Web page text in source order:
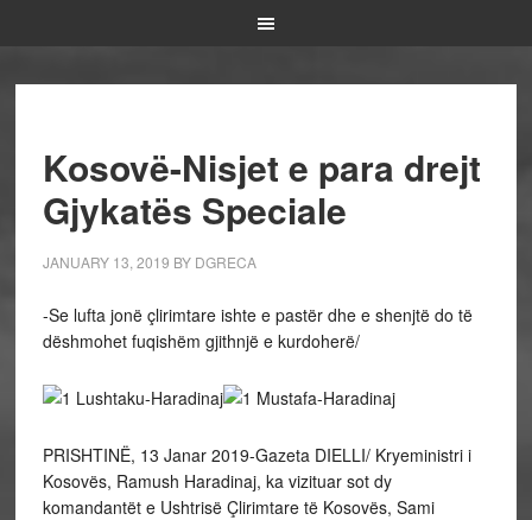
Kosovë-Nisjet e para drejt
Gjykatës Speciale
JANUARY 13, 2019 BY DGRECA
-Se lufta jonë çlirimtare ishte e pastër dhe e shenjtë do të
dëshmohet fuqishëm gjithnjë e kurdoherë/
PRISHTINË, 13 Janar 2019-Gazeta DIELLI/ Kryeministri i
Kosovës, Ramush Haradinaj, ka vizituar sot dy
komandantët e Ushtrisë Çlirimtare të Kosovës, Sami